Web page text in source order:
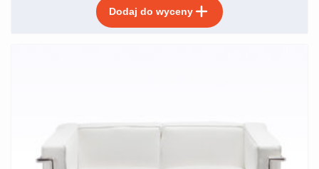
Dodaj do wyceny
produkt
ma
stronie